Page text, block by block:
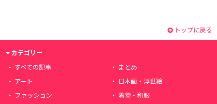
トップに戻る
カテゴリー
すべての記事
まとめ
アート
日本画・浮世絵
ファッション
着物・和服